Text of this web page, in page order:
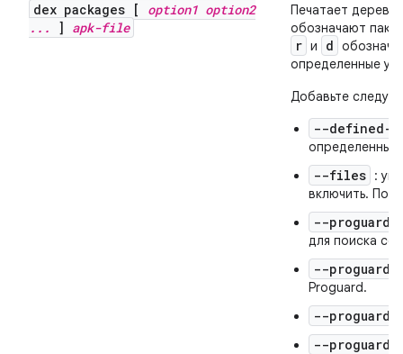
dex packages [ option1 option2
. . . ] apk-file
Печатает дерево
обозначают
r и d
определенные
Добавьте
--defined-
определенные
--files :
включить. По
--
для поиска
--proguard-
Proguard.
--proguard-
--proguard-